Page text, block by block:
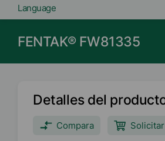
Language
FENTAK® FW81335
Detalles del
Compara